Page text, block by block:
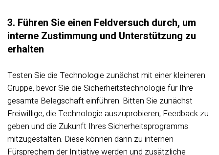
3. Führen Sie einen Feldversuch durch, um
interne Zustimmung und Unterstützung zu
erhalten
Testen Sie die Technologie zunächst mit einer kleineren
Gruppe, bevor Sie die Sicherheitstechnologie für Ihre
gesamte Belegschaft einführen. Bitten Sie zunächst
Freiwillige, die Technologie auszuprobieren, Feedback zu
geben und die Zukunft Ihres Sicherheitsprogramms
mitzugestalten. Diese können dann zu internen
Fürsprechern der Initiative werden und zusätzliche